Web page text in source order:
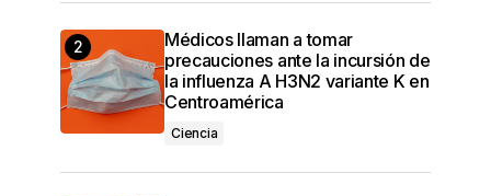
Médicos llaman a tomar
precauciones ante la incursión de
la influenza A H3N2 variante K en
Centroamérica
Ciencia